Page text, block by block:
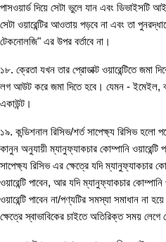
পাসওয়ার্ড দিয়ে সেটা ভুলে যান এবং ডিভাইসটি
সেটা ওয়ারেন্টির আওতায় পড়বে না এবং তা
টেকনোলজি" এর উপর বর্তাবে না।
১৮. ক্রেতা যখন তার প্রোডাক্ট ওয়ারেন্টিতে জমা
লগ আউট করে জমা দিতে হবে। যেমন - ইমেইল,
একাউন্ট।
১৯. কন্ডিশনাল রিসিভ/শর্ত সাপেক্ষ্য রিসিভ হলো
কানুন অনুযায়ী ম্যানুফ্যাকচার কোম্পানি
সাপেক্ষ্য রিসিভ এর ক্ষেত্রে যদি ম্যানুফ্যাকচার
ওয়ারেন্টি পাবেন, আর যদি ম্যানুফ্যাকচার
ওয়ারেন্টি পাবেন না/পণ্যটির সমস্যা সমাধান না
ক্ষেত্রে স্বাভাবিকের চাইতে অতিরিক্ত সময় লেগে